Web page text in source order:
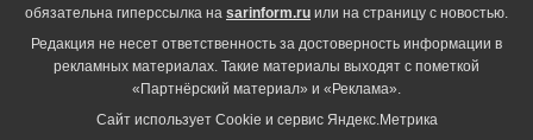
обязательна гиперссылка на sarinform.ru или на страницу с новостью.
Редакция не несет ответственность за достоверность информации в
рекламных материалах. Такие материалы выходят с пометкой
«Партнёрский материал» и «Реклама».
Сайт использует Cookie и сервиc Яндекс.Метрика